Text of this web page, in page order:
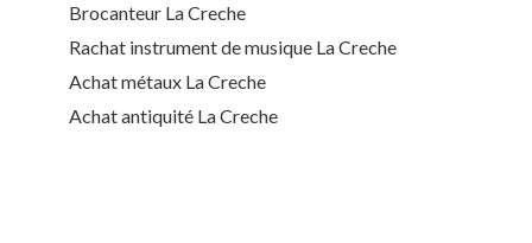
Brocanteur La Creche
Rachat instrument de musique La Creche
Achat métaux La Creche
Achat antiquité La Creche